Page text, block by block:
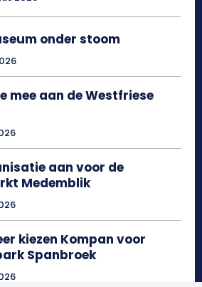
onder stoom
mee aan de Westfriese
aan voor de
Medemblik
kiezen Kompan voor
Spanbroek